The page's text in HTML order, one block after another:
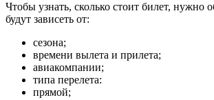
Чтобы узнать, сколько стоит билет,
будут зависеть от:
сезона;
времени вылета и прилета;
авиакомпании;
типа перелета:
прямой;